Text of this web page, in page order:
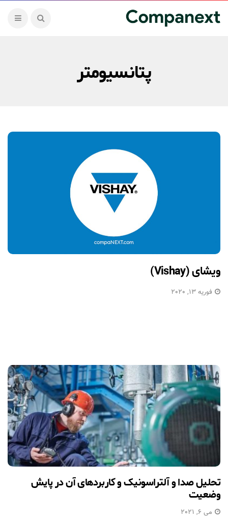
پتانسیومتر
ویشای (Vishay)
فوریه 13, 2020
تحلیل صدا و آلتراسونیک و کاربردهای آن در پایش
وضعیت
می 6, 2021